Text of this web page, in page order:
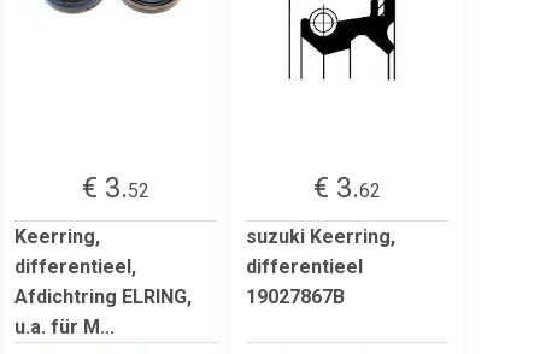
€ 3.52
Keerring,
differentieel,
Afdichtring ELRING,
u.a. für M...
€ 3.62
suzuki Keerring,
differentieel
19027867B